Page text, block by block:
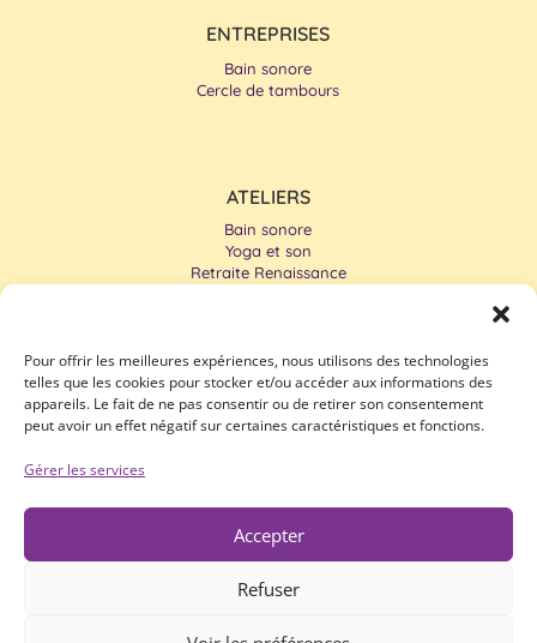
Pour offrir les meilleures expériences, nous utilisons des technologies
telles que les cookies pour stocker et/ou accéder aux informations des
appareils. Le fait de ne pas consentir ou de retirer son consentement
peut avoir un effet négatif sur certaines caractéristiques et fonctions.
Gérer les services
Accepter
Refuser
ENTREPRISES
Bain sonore
Cercle de tambours
ATELIERS
Bain sonore
Yoga et son
Retraite Renaissance
INSCRIVEZ-VOUS À LA NEWSLETTER
Et recevez les informations sur nos événements.
S'INSCRIRE